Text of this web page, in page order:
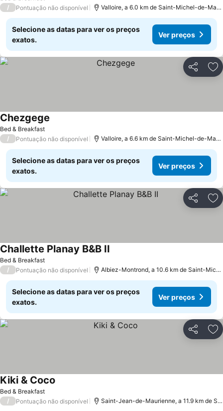
/ Pontuação não disponível Valloire, a 6.0 km de Saint-Michel-de-
Selecione as datas para ver os preços
exatos.
Ver preços
Partilhar
Bed & Breakfast
Chezgege
/ Pontuação não disponível Valloire, a 6.6 km de Saint-Michel-de-
Selecione as datas para ver os preços
exatos.
Ver preços
Partilhar
Bed & Breakfast
Challette Planay B&B II
/ Pontuação não disponível Albiez-Montrond, a 10.6 km de Saint-
Selecione as datas para ver os preços
exatos.
Ver preços
Partilhar
Bed & Breakfast
Kiki & Coco
/ Pontuação não disponível Saint-Jean-de-Maurienne, a 11.9 km de